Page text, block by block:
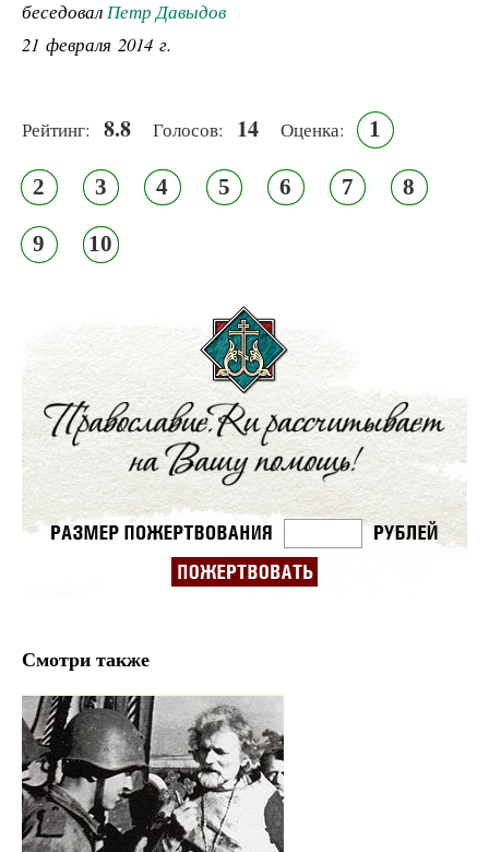
беседовалПетр Давыдов
21 февраля 2014 г.
Рейтинг: 8.8 Голосов: 14 Оценка: 1
2 3 4 5 6 7 8
9 10
Смотри также